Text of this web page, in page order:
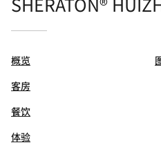
概览
客房
餐饮
体验